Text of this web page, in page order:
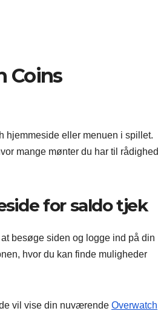
Coins
hjemmeside eller menuen i spillet.
mange mønter du har til rådighed
for saldo tjek
besøge siden og logge ind på din
hvor du kan finde muligheder
vil vise din nuværende Overwatch